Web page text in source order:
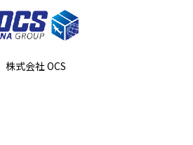
株式会社 OCS